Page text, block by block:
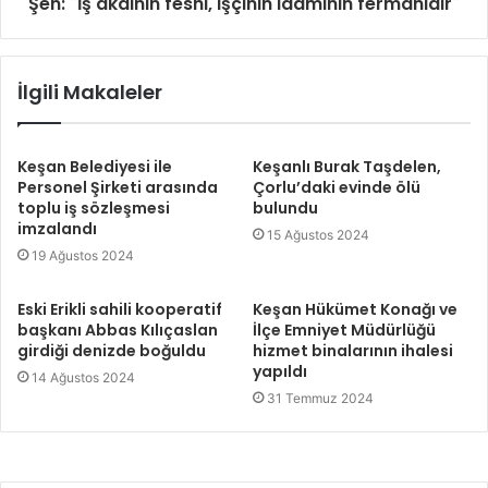
İlgili Makaleler
Keşan Belediyesi ile
Personel Şirketi arasında
toplu iş sözleşmesi
imzalandı
19 Ağustos 2024
Keşanlı Burak Taşdelen,
Çorlu’daki evinde ölü
bulundu
15 Ağustos 2024
Eski Erikli sahili kooperatif
başkanı Abbas Kılıçaslan
girdiği denizde boğuldu
14 Ağustos 2024
Keşan Hükümet Konağı ve
İlçe Emniyet Müdürlüğü
hizmet binalarının ihalesi
yapıldı
31 Temmuz 2024